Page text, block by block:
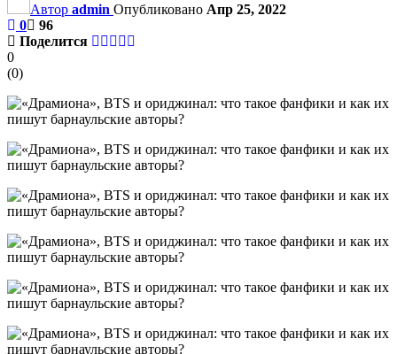
Автор admin Опубликовано Апр 25, 2022
0
96
Поделится
0
(0)